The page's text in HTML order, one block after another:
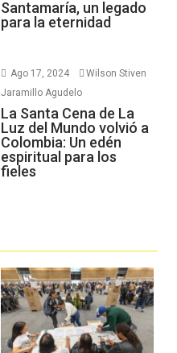
Santamaría, un legado
para la eternidad
Ago 17, 2024
Wilson Stiven
Jaramillo Agudelo
La Santa Cena de La
Luz del Mundo volvió a
Colombia: Un edén
espiritual para los
fieles